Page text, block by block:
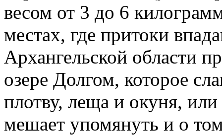
весом от 3 до 6
местах, где притоки
Архангельской области
озере Долгом, которое
плотву, леща и окуня,
мешает упомянуть и о